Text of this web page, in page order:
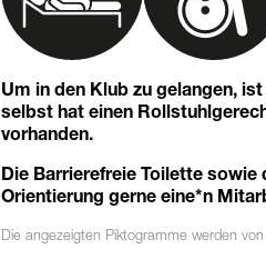
Um in den Klub zu gelangen,
selbst hat einen
vorhanden.
Die Barrierefreie Toilette sowie
Orientierung gerne eine*n
Die angezeigten Piktogramme werden